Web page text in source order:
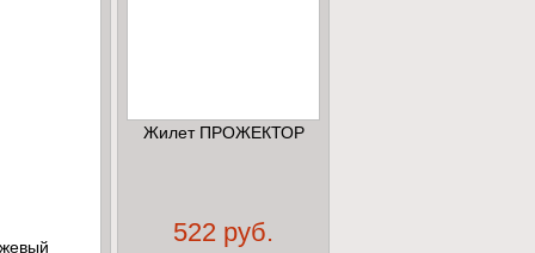
Жилет ПРОЖЕКТОР
522 руб.